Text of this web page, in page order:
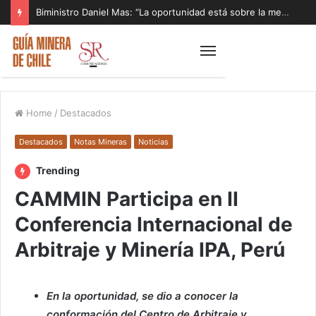
Biministro Daniel Mas: “La oportunidad está sobre la mesa y tenemos que aprovecharla”
Home / Destacados
Destacados Notas Mineras Noticias
Trending
CAMMIN Participa en II
Conferencia Internacional de
Arbitraje y Minería IPA, Perú
En la oportunidad, se dio a conocer la